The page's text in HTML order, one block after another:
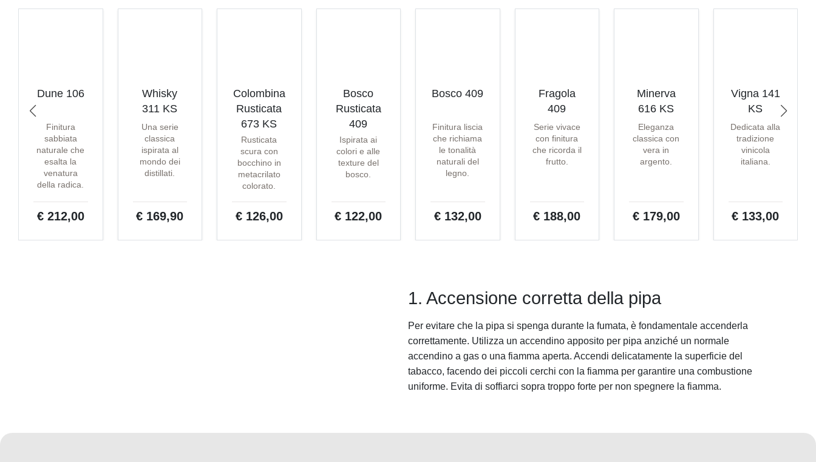
Dune 106
Finitura
sabbiata
naturale che
esalta la
venatura
della radica.
€ 212,00
Whisky
311 KS
Una serie
classica
ispirata al
mondo dei
distillati.
€ 169,90
Colombina
Rusticata
673 KS
Rusticata
scura con
bocchino in
metacrilato
colorato.
€ 126,00
Bosco
Rusticata
409
Ispirata ai
colori e alle
texture del
bosco.
€ 122,00
Bosco 409
Finitura liscia
che richiama
le tonalità
naturali del
legno.
€ 132,00
Fragola
409
Serie vivace
con finitura
che ricorda il
frutto.
€ 188,00
Minerva
616 KS
Eleganza
classica con
vera in
argento.
€ 179,00
Vigna 141
KS
Dedicata alla
tradizione
vinicola
italiana.
€ 133,00
1. Accensione corretta della pipa
Per evitare che la pipa si spenga durante la fumata, è fondamentale accenderla
correttamente. Utilizza un accendino apposito per pipa anziché un normale
accendino a gas o una fiamma aperta. Accendi delicatamente la superficie del
tabacco, facendo dei piccoli cerchi con la fiamma per garantire una combustione
uniforme. Evita di soffiarci sopra troppo forte per non spegnere la fiamma.